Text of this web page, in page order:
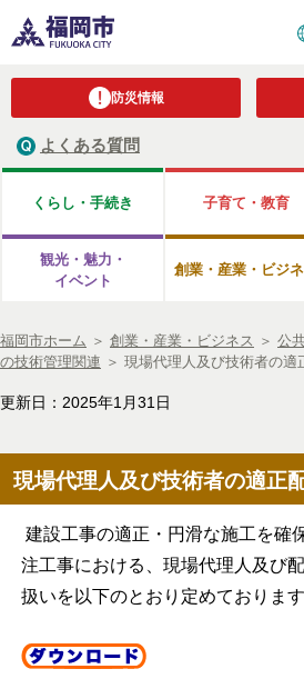
防災情報
よくある質問
くらし・手続き 子育て・教育
観光・魅力・
イベント
創業・産業・ビジ
福岡市ホーム ＞ 創業・産業・ビジネス ＞ 公
の技術管理関連 ＞ 現場代理人及び技術者の適
更新日：2025年1月31日
現場代理人及び技術者の適正
建設工事の適正・円滑な施工を確
注工事における、現場代理人及び
扱いを以下のとおり定めております